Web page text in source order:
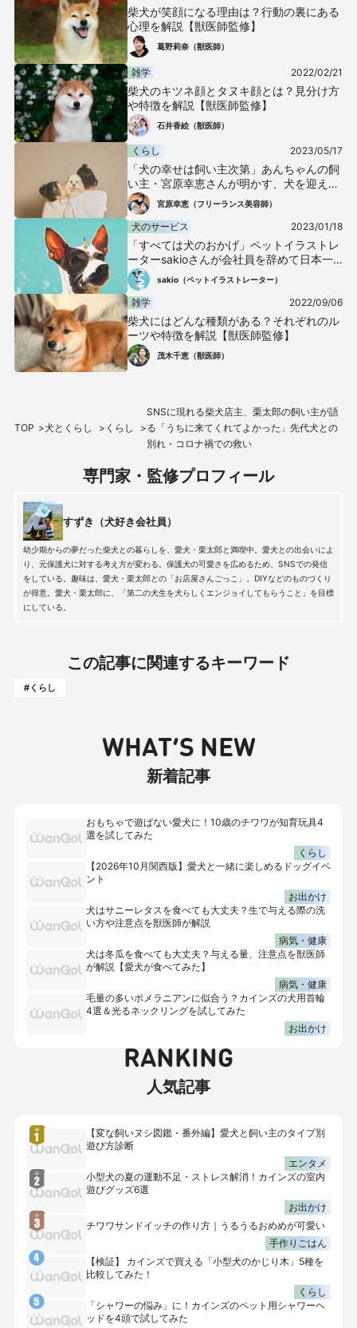
柴犬が笑顔になる理由は？行動の裏にある
心理を解説【獣医師監修】
葛野莉奈（獣医師）
雑学 2022/02/21
柴犬のキツネ顔とタヌキ顔とは？見分け方
や特徴を解説【獣医師監修】
石井香絵（獣医師）
くらし 2023/05/17
「犬の幸せは飼い主次第」あんちゃんの飼
い主・宮原幸恵さんが明かす、犬を迎え入
れるときの覚悟
宮原幸恵（フリーランス美容師）
犬のサービス 2023/01/18
「すべては犬のおかげ」ペットイラストレ
ーターsakioさんが会社員を辞めて日本一
の犬絵師になるまでの軌跡
sakio（ペットイラストレーター）
雑学 2022/09/06
柴犬にはどんな種類がある？それぞれのル
ーツや特徴を解説【獣医師監修】
茂木千恵（獣医師）
TOP 犬とくらし くらし
SNSに現れる柴犬店主、栗太郎の飼い主が語
る「うちに来てくれてよかった」先代犬との
別れ・コロナ禍での救い
専門家・監修プロフィール
すずき（犬好き会社員）
幼少期からの夢だった柴犬との暮らしを、愛犬・栗太郎と満喫中。愛犬との出会いによ
り、元保護犬に対する考え方が変わる。保護犬の可愛さを広めるため、SNSでの発信
をしている。趣味は、愛犬・栗太郎との「お店屋さんごっこ」。DIYなどのものづくり
が得意。愛犬・栗太郎に、「第二の犬生を犬らしくエンジョイしてもらうこと」を目標
にしている。
この記事に関連するキーワード
#くらし
WHAT’S NEW
新着記事
おもちゃで遊ばない愛犬に！10歳のチワワが知育玩具4
選を試してみた
くらし
【2026年10月関西版】愛犬と一緒に楽しめるドッグイベ
ント
お出かけ
犬はサニーレタスを食べても大丈夫？生で与える際の洗
い方や注意点を獣医師が解説
病気・健康
犬は冬瓜を食べても大丈夫？与える量、注意点を獣医師
が解説【愛犬が食べてみた】
病気・健康
毛量の多いポメラニアンに似合う？カインズの犬用首輪
4選＆光るネックリングを試してみた
お出かけ
RANKING
人気記事
【変な飼いヌシ図鑑・番外編】愛犬と飼い主のタイプ別
遊び方診断
エンタメ
小型犬の夏の運動不足・ストレス解消！カインズの室内
遊びグッズ6選
お出かけ
チワワサンドイッチの作り方｜うるうるおめめが可愛い
手作りごはん
【検証】 カインズで買える「小型犬のかじり木」5種を
比較してみた！
くらし
「シャワーの悩み」に！カインズのペット用シャワーヘ
ッドを4頭で試してみた